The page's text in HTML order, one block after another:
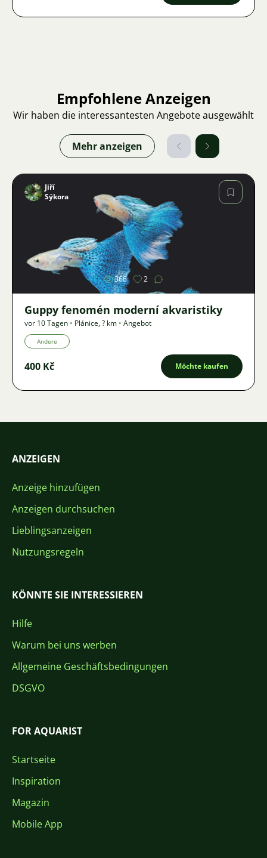
Empfohlene Anzeigen
Wir haben die interessantesten Angebote ausgewählt
Mehr anzeigen
Bild
Jiří
Sýkora
366 2
Guppy fenomén moderní akvaristiky
vor 10 Tagen • Plánice,? km • Angebot
Andere
400 Kč Möchte kaufen
ANZEIGEN
Anzeige hinzufügen
Anzeigen durchsuchen
Lieblingsanzeigen
Nutzungsregeln
KÖNNTE SIE INTERESSIEREN
Hilfe
Warum bei uns werben
Allgemeine Geschäftsbedingungen
DSGVO
FOR AQUARIST
Startseite
Inspiration
Magazin
Mobile App